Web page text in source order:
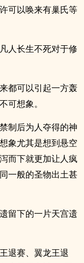
可以唤来有巢氏等
人长生不死对于修
都可以引起一方轰
可想象。
制后为人夺得的神
象尤其是想到悬空
而下就更加让人疯
一般的圣物出土甚
留下的一片天宫遗
退赛、翼龙王退